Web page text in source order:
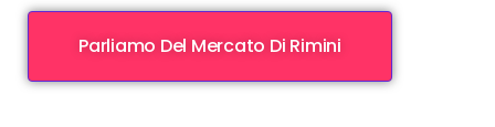
Parliamo Del Mercato Di Rimini